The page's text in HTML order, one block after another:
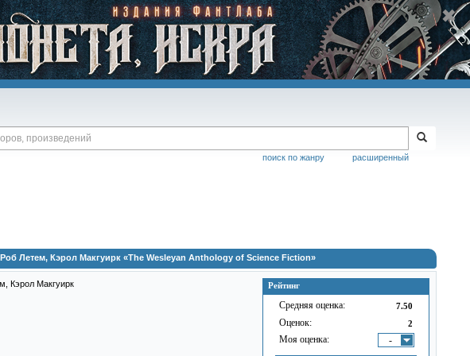
расширенный
поиск по жанру
Летем, Кэрол Макгуирк «The Wesleyan Anthology of Science Fiction»
Рейтинг
Средняя оценка: 7.50
Оценок: 2
Моя оценка: -
Кэрол Макгуирк